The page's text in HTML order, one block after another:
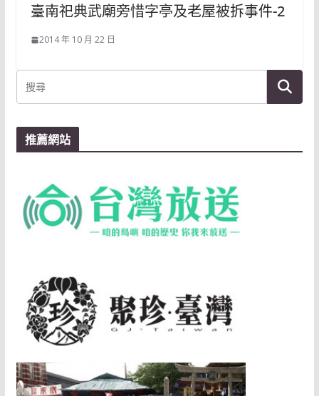
臺南祀典武廟旁惜字亭及老屋被拆事件-2
2014 年 10 月 22 日
推薦網站